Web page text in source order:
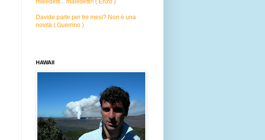
Davide parte per tre mesi? Non é una
novità ( Guerrino )
HAWAII